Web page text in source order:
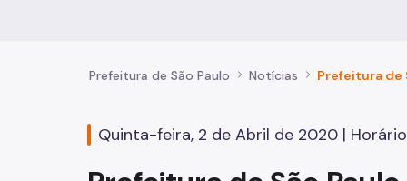
Educação
Prefeitura de São Paulo Notícias
Quinta-feira, 2 de Abril de 2020 |